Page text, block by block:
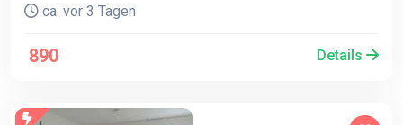
ca. vor 3 Tagen
890 Details